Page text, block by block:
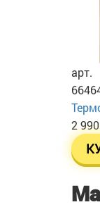
арт.
2